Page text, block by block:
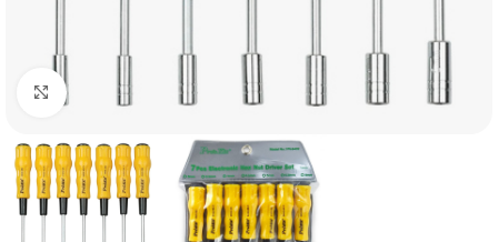
Click to enlarge